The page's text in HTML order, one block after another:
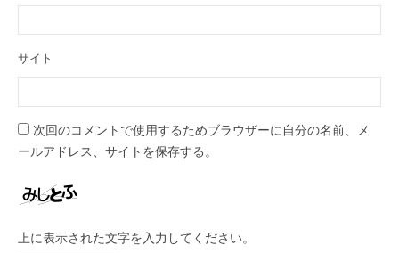
サイト
次回のコメントで使用するためブラウザーに自分の名前、メ
ールアドレス、サイトを保存する。
上に表示された文字を入力してください。